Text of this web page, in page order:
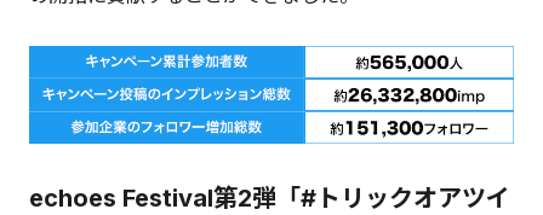
echoes Festival第2弾「#トリックオアツイ